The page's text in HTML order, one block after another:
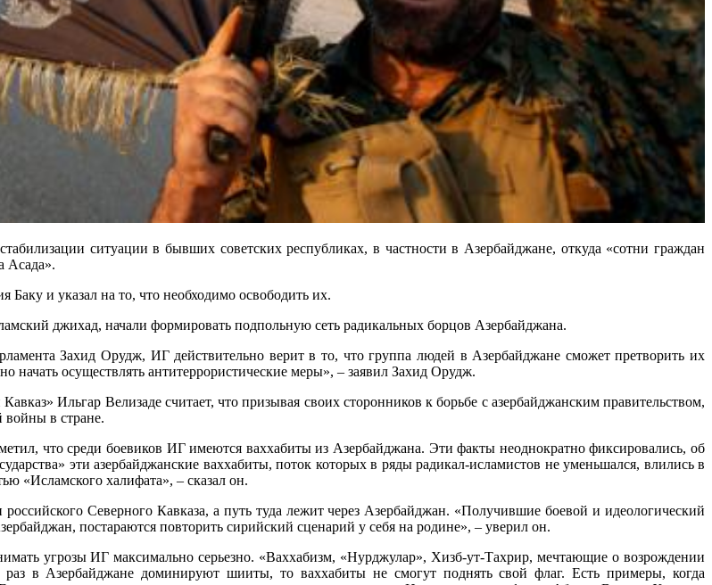
ситуации в бывших советских республиках, в частности в Азербайджане, откуда «сотни граждан
Асада».
и указал на то, что необходимо освободить их.
джихад, начали формировать подпольную сеть радикальных борцов Азербайджана.
Захид Орудж, ИГ действительно верит в то, что группа людей в Азербайджане сможет претворить их
осуществлять антитеррористические меры», – заявил Захид Орудж.
Ильгар Велизаде считает, что призывая своих сторонников к борьбе с азербайджанским правительством,
в стране.
что среди боевиков ИГ имеются ваххабиты из Азербайджана. Эти факты неоднократно фиксировались, об
эти азербайджанские ваххабиты, поток которых в ряды радикал-исламистов не уменьшался, влились в
«Исламского халифата», – сказал он.
Северного Кавказа, а путь туда лежит через Азербайджан. «Получившие боевой и идеологический
постараются повторить сирийский сценарий у себя на родине», – уверил он.
угрозы ИГ максимально серьезно. «Ваххабизм, «Нурджулар», Хизб-ут-Тахрир, мечтающие о возрождении
в Азербайджане доминируют шииты, то ваххабиты не смогут поднять свой флаг. Есть примеры, когда